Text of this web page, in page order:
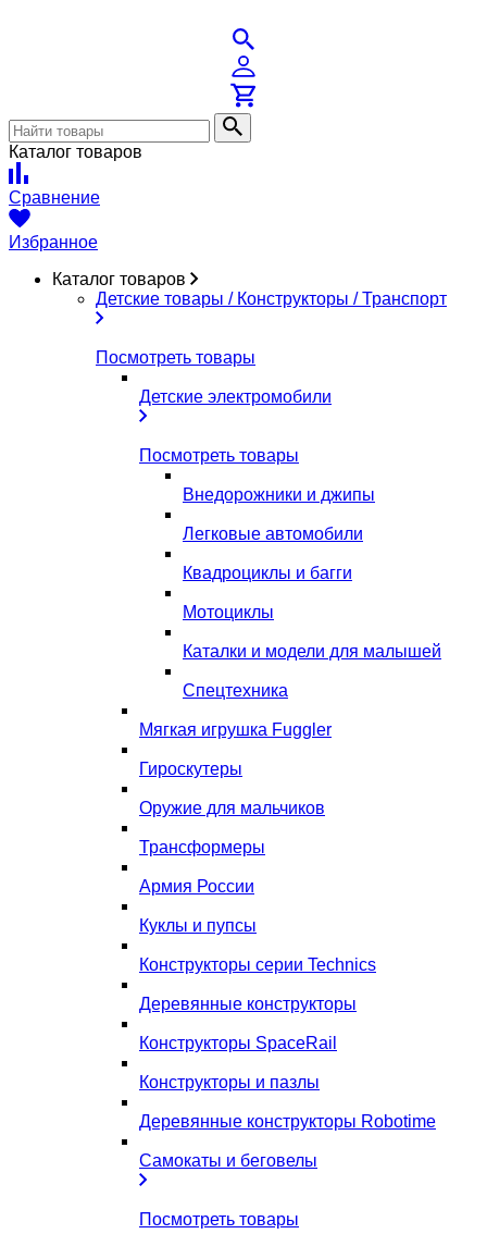
Каталог товаров
Сравнение
Избранное
Каталог товаров
Детские товары / Конструкторы / Транспорт
Посмотреть товары
Детские электромобили
Посмотреть товары
Внедорожники и джипы
Легковые автомобили
Квадроциклы и багги
Мотоциклы
Каталки и модели для малышей
Спецтехника
Мягкая игрушка Fuggler
Гироскутеры
Оружие для мальчиков
Трансформеры
Армия России
Куклы и пупсы
Конструкторы серии Technics
Деревянные конструкторы
Конструкторы SpaceRail
Конструкторы и пазлы
Деревянные конструкторы Robotime
Самокаты и беговелы
Посмотреть товары